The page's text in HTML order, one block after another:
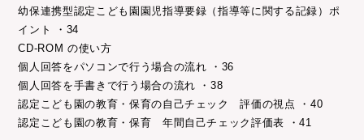
幼保連携型認定こども園園児指導要録（指導等に関する記録）ポ
イント ・34
CD-ROM の使い方
個人回答をパソコンで行う場合の流れ ・36
個人回答を手書きで行う場合の流れ ・38
認定こども園の教育・保育の自己チェック 評価の視点 ・40
認定こども園の教育・保育 年間自己チェック評価表 ・41